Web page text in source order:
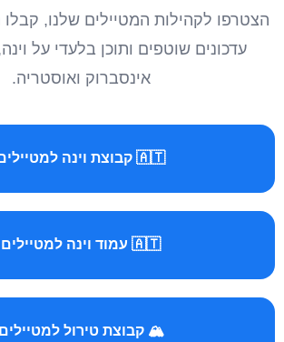
הצטרפו לקהילות המטיילים שלנו,
עדכונים שוטפים ותוכן בלעדי על
אינסברוק ואוסטריה.
🇦🇹 קבוצת וינה למטיילים
🇦🇹 עמוד וינה למטיילים
🏔️ קבוצת טירול למטיילים